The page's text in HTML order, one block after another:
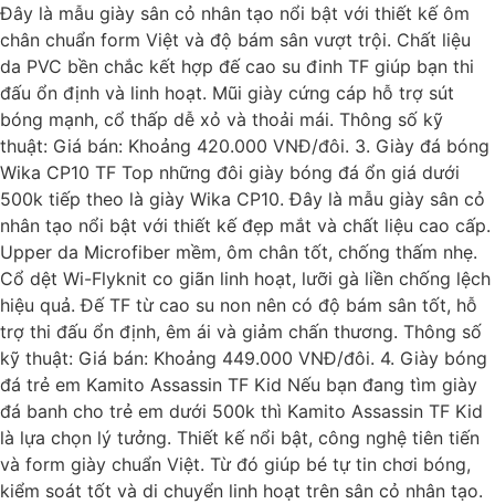
Đây là mẫu giày sân cỏ nhân tạo nổi bật với thiết kế ôm
chân chuẩn form Việt và độ bám sân vượt trội. Chất liệu
da PVC bền chắc kết hợp đế cao su đinh TF giúp bạn thi
đấu ổn định và linh hoạt. Mũi giày cứng cáp hỗ trợ sút
bóng mạnh, cổ thấp dễ xỏ và thoải mái. Thông số kỹ
thuật: Giá bán: Khoảng 420.000 VNĐ/đôi. 3. Giày đá bóng
Wika CP10 TF Top những đôi giày bóng đá ổn giá dưới
500k tiếp theo là giày Wika CP10. Đây là mẫu giày sân cỏ
nhân tạo nổi bật với thiết kế đẹp mắt và chất liệu cao cấp.
Upper da Microfiber mềm, ôm chân tốt, chống thấm nhẹ.
Cổ dệt Wi-Flyknit co giãn linh hoạt, lưỡi gà liền chống lệch
hiệu quả. Đế TF từ cao su non nên có độ bám sân tốt, hỗ
trợ thi đấu ổn định, êm ái và giảm chấn thương. Thông số
kỹ thuật: Giá bán: Khoảng 449.000 VNĐ/đôi. 4. Giày bóng
đá trẻ em Kamito Assassin TF Kid Nếu bạn đang tìm giày
đá banh cho trẻ em dưới 500k thì Kamito Assassin TF Kid
là lựa chọn lý tưởng. Thiết kế nổi bật, công nghệ tiên tiến
và form giày chuẩn Việt. Từ đó giúp bé tự tin chơi bóng,
kiểm soát tốt và di chuyển linh hoạt trên sân cỏ nhân tạo.